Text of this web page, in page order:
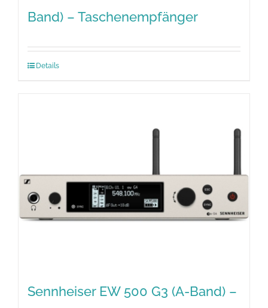
Band) – Taschenempfänger
Details
Sennheiser EW 500 G3 (A-Band) –